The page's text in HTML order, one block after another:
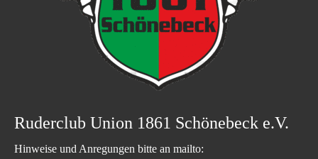
Ruderclub Union 1861 Schönebeck e.V.
Hinweise und Anregungen bitte an mailto: